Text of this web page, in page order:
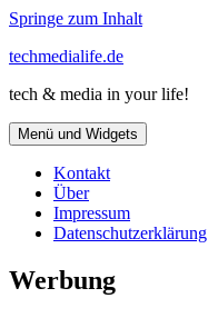
Springe zum Inhalt
techmedialife.de
tech & media in your life!
Menü und Widgets
Kontakt
Über
Impressum
Datenschutzerklärung
Werbung